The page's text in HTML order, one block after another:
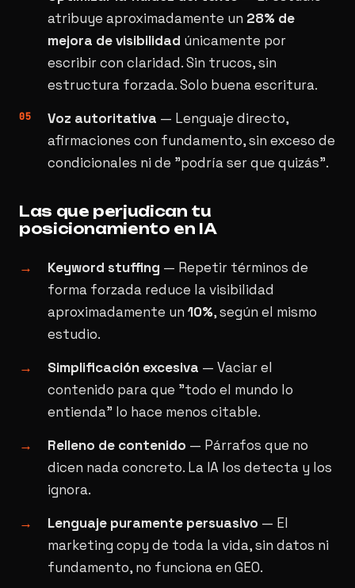
atribuye aproximadamente un 28% de
mejora de visibilidad únicamente por
escribir con claridad. Sin trucos, sin
estructura forzada. Solo buena escritura.
Voz autoritativa — Lenguaje directo,
afirmaciones con fundamento, sin exceso de
condicionales ni de "podría ser que quizás".
Las que perjudican tu
posicionamiento en IA
Keyword stuffing — Repetir términos de
forma forzada reduce la visibilidad
aproximadamente un 10%, según el mismo
estudio.
Simplificación excesiva — Vaciar el
contenido para que "todo el mundo lo
entienda" lo hace menos citable.
Relleno de contenido — Párrafos que no
dicen nada concreto. La IA los detecta y los
ignora.
Lenguaje puramente persuasivo — El
marketing copy de toda la vida, sin datos ni
fundamento, no funciona en GEO.